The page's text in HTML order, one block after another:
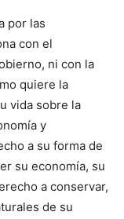
por las
con el
ni con la
quiere la
vida sobre la
y
a su forma de
su economía, su
a conservar,
de su